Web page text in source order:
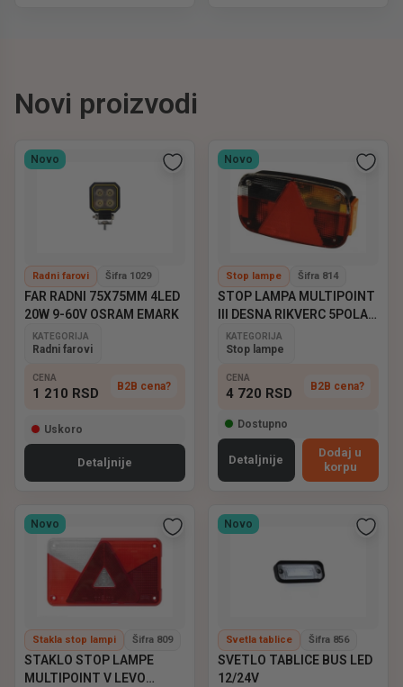
Novi proizvodi
Novo
Radni farovi Šifra 1029
FAR RADNI 75X75MM 4LED
20W 9-60V OSRAM EMARK
KATEGORIJA
Radni farovi
CENA
1 210 RSD B2B cena?
Uskoro
Detaljnije
Novo
Stop lampe Šifra 814
STOP LAMPA MULTIPOINT
III DESNA RIKVERC 5POLA
ASPOCK
KATEGORIJA
Stop lampe
CENA
4 720 RSD B2B cena?
Dostupno
Detaljnije
Dodaj u
korpu
Novo
Stakla stop lampi Šifra 809
STAKLO STOP LAMPE
MULTIPOINT V LEVO
Novo
Svetla tablice Šifra 856
SVETLO TABLICE BUS LED
12/24V